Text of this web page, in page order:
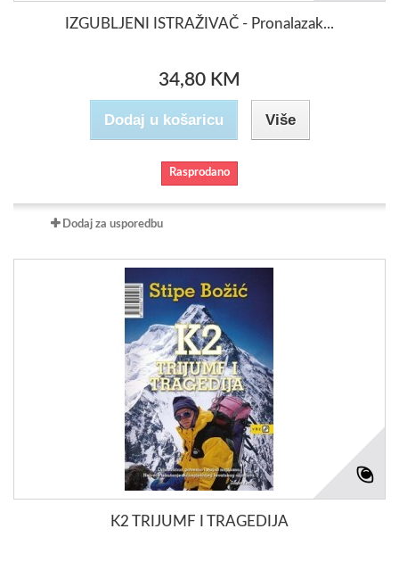
IZGUBLJENI ISTRAŽIVAČ - Pronalazak...
34,80 KM
Dodaj u košaricu Više
Rasprodano
Dodaj za usporedbu
K2 TRIJUMF I TRAGEDIJA